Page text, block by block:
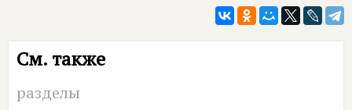
См. также
разделы